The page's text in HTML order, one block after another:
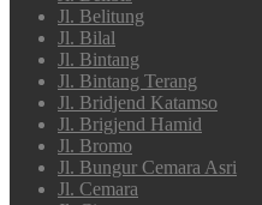
Jl. Belitung
Jl. Bilal
Jl. Bintang
Jl. Bintang Terang
Jl. Bridjend Katamso
Jl. Brigjend Hamid
Jl. Bromo
Jl. Bungur Cemara Asri
Jl. Cemara